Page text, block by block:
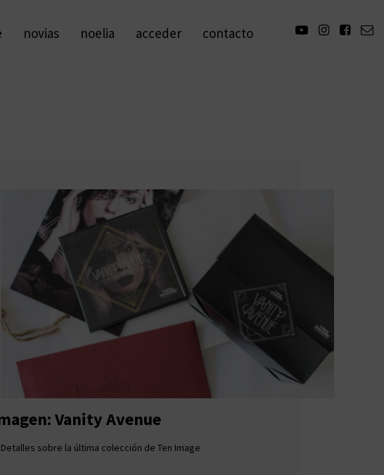
novias noelia acceder contacto
Vanity Avenue
Detalles sobre la última colección de Ten Image